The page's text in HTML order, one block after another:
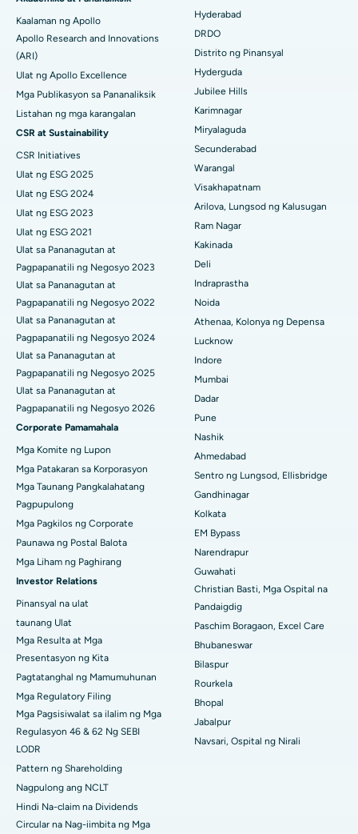
Pinakamahusay na Ospital sa Ellisbridge, Ahmedabad
Pinakamahusay na Ospital sa New Delhi
Pinakamahusay na Ospital sa DRDO, Hyderabad
Pinakamahusay na Ospital sa GS Road, Guwahati
Pinakamahusay na Ospital sa Hyderguda, Hyderabad
Pinakamahusay na Ospital sa Vijay Nagar, Indore
Pinakamahusay na Ospital sa Suryaraopeta Main Road, Kakinada
Pinakamahusay na Ospital sa Canal Circular Road, Kolkata
Pinakamahusay na Ospital sa CBD Belapur, Navi Mumbai
Pinakamahusay na Ospital sa Panchavati, Nashik
Pinakamahusay na Ospital sa Secunderabad, Hyderabad
Pinakamahusay na Ospital sa Seshadripuram, Bangalore
Pinakamahusay na Ospital sa Waltair Main Road, Visakhapatnam
Pinakamahusay na Ospital sa Subhash Nagar Road, Karimnagar
Pinakamahusay na Ospital sa Managari, Karaikudi
Pinakamahusay na Ospital sa Arepally, Warangal
Pinakamahusay na Ospital sa Arera Colony, Bhopal
Pinakamahusay na Ospital sa Jayanagar, Bangalore
Pinakamahusay na Ospital sa KK Nagar, Madurai
Pinakamahusay na Ospital sa Ramji Nagar, Nellore
Pinakamahusay na Ospital sa Sektor-19, Rourkela
Pinakamahusay na Ospital sa Swargate, Pune
Pinakamahusay na Ospital ng Kanser ng Kababaihan sa Timog
Delhi
Polypectomy
Deep Brain Stimulation
Peritoneyal Dialysis
Kidney Biopsy
Parathyroidectomy
Ceramic Kabuuang Pagpapalit ng Tuhod
ERCP
Kaalaman ng Apollo
Apollo Research and Innovations
(ARI)
Ulat ng Apollo Excellence
Mga Publikasyon sa Pananaliksik
Listahan ng mga karangalan
CSR at Sustainability
CSR Initiatives
Ulat ng ESG 2025
Ulat ng ESG 2024
Ulat ng ESG 2023
Ulat ng ESG 2021
Ulat sa Pananagutan at
Pagpapanatili ng Negosyo 2023
Ulat sa Pananagutan at
Pagpapanatili ng Negosyo 2022
Ulat sa Pananagutan at
Pagpapanatili ng Negosyo 2024
Ulat sa Pananagutan at
Pagpapanatili ng Negosyo 2025
Ulat sa Pananagutan at
Pagpapanatili ng Negosyo 2026
Corporate Pamamahala
Mga Komite ng Lupon
Mga Patakaran sa Korporasyon
Mga Taunang Pangkalahatang
Pagpupulong
Mga Pagkilos ng Corporate
Paunawa ng Postal Balota
Mga Liham ng Paghirang
Investor Relations
Pinansyal na ulat
taunang Ulat
Mga Resulta at Mga
Presentasyon ng Kita
Pagtatanghal ng Mamumuhunan
Mga Regulatory Filing
Mga Pagsisiwalat sa ilalim ng Mga
Regulasyon 46 & 62 Ng SEBI
LODR
Pattern ng Shareholding
Nagpulong ang NCLT
Hindi Na-claim na Dividends
Circular na Nag-iimbita ng Mga
Hyderabad
DRDO
Distrito ng Pinansyal
Hyderguda
Jubilee Hills
Karimnagar
Miryalaguda
Secunderabad
Warangal
Visakhapatnam
Arilova, Lungsod ng Kalusugan
Ram Nagar
Kakinada
Deli
Indraprastha
Noida
Athenaa, Kolonya ng Depensa
Lucknow
Indore
Mumbai
Dadar
Pune
Nashik
Ahmedabad
Sentro ng Lungsod, Ellisbridge
Gandhinagar
Kolkata
EM Bypass
Narendrapur
Guwahati
Christian Basti, Mga Ospital na
Pandaigdig
Paschim Boragaon, Excel Care
Bhubaneswar
Bilaspur
Rourkela
Bhopal
Jabalpur
Navsari, Ospital ng Nirali